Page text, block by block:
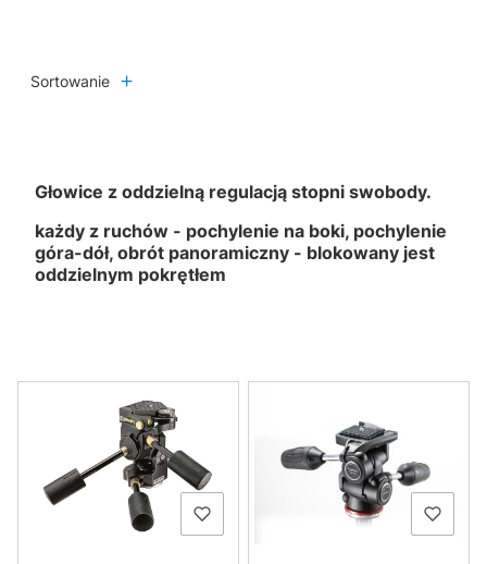
Sortowanie
Głowice z oddzielną regulacją stopni swobody.
każdy z ruchów - pochylenie na boki, pochylenie
góra-dół, obrót panoramiczny - blokowany jest
oddzielnym pokrętłem
Lista produktów